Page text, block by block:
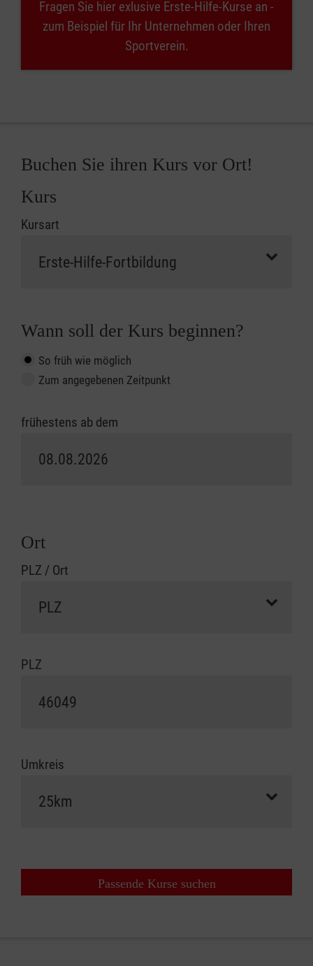
Fragen Sie hier exlusive Erste-Hilfe-Kurse an -
zum Beispiel für Ihr Unternehmen oder Ihren
Sportverein.
Buchen Sie ihren Kurs vor Ort!
Kurs
Kursart
Wann soll der Kurs beginnen?
So früh wie möglich
Zum angegebenen Zeitpunkt
frühestens ab dem
Ort
PLZ / Ort
PLZ
Umkreis
Passende Kurse suchen